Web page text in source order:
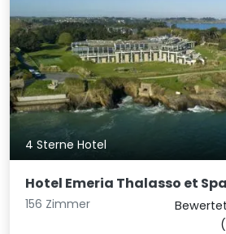
4 Sterne Hotel
Hotel Emeria Thalasso et Spa
156 Zimmer